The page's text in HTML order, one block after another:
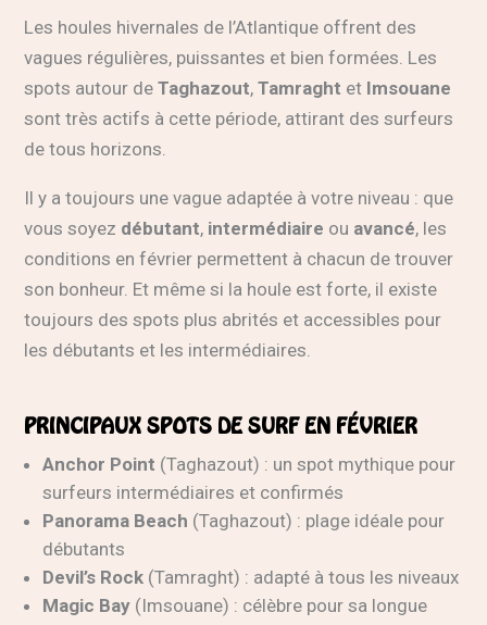
Les houles hivernales de l’Atlantique offrent des
vagues régulières, puissantes et bien formées. Les
spots autour deTaghazout,Tamraght et Imsouane
sont très actifs à cette période, attirant des surfeurs
de tous horizons.
Il y a toujours une vague adaptée à votre niveau : que
vous soyez débutant, intermédiaire ou avancé, les
conditions en février permettent à chacun de trouver
son bonheur. Et même si la houle est forte, il existe
toujours des spots plus abrités et accessibles pour
les débutants et les intermédiaires.
PRINCIPAUX SPOTS DE SURF EN FÉVRIER
Anchor Point (Taghazout) : un spot mythique pour
surfeurs intermédiaires et confirmés
Panorama Beach (Taghazout) : plage idéale pour
débutants
Devil’s Rock (Tamraght) : adapté à tous les niveaux
Magic Bay (Imsouane) : célèbre pour sa longue